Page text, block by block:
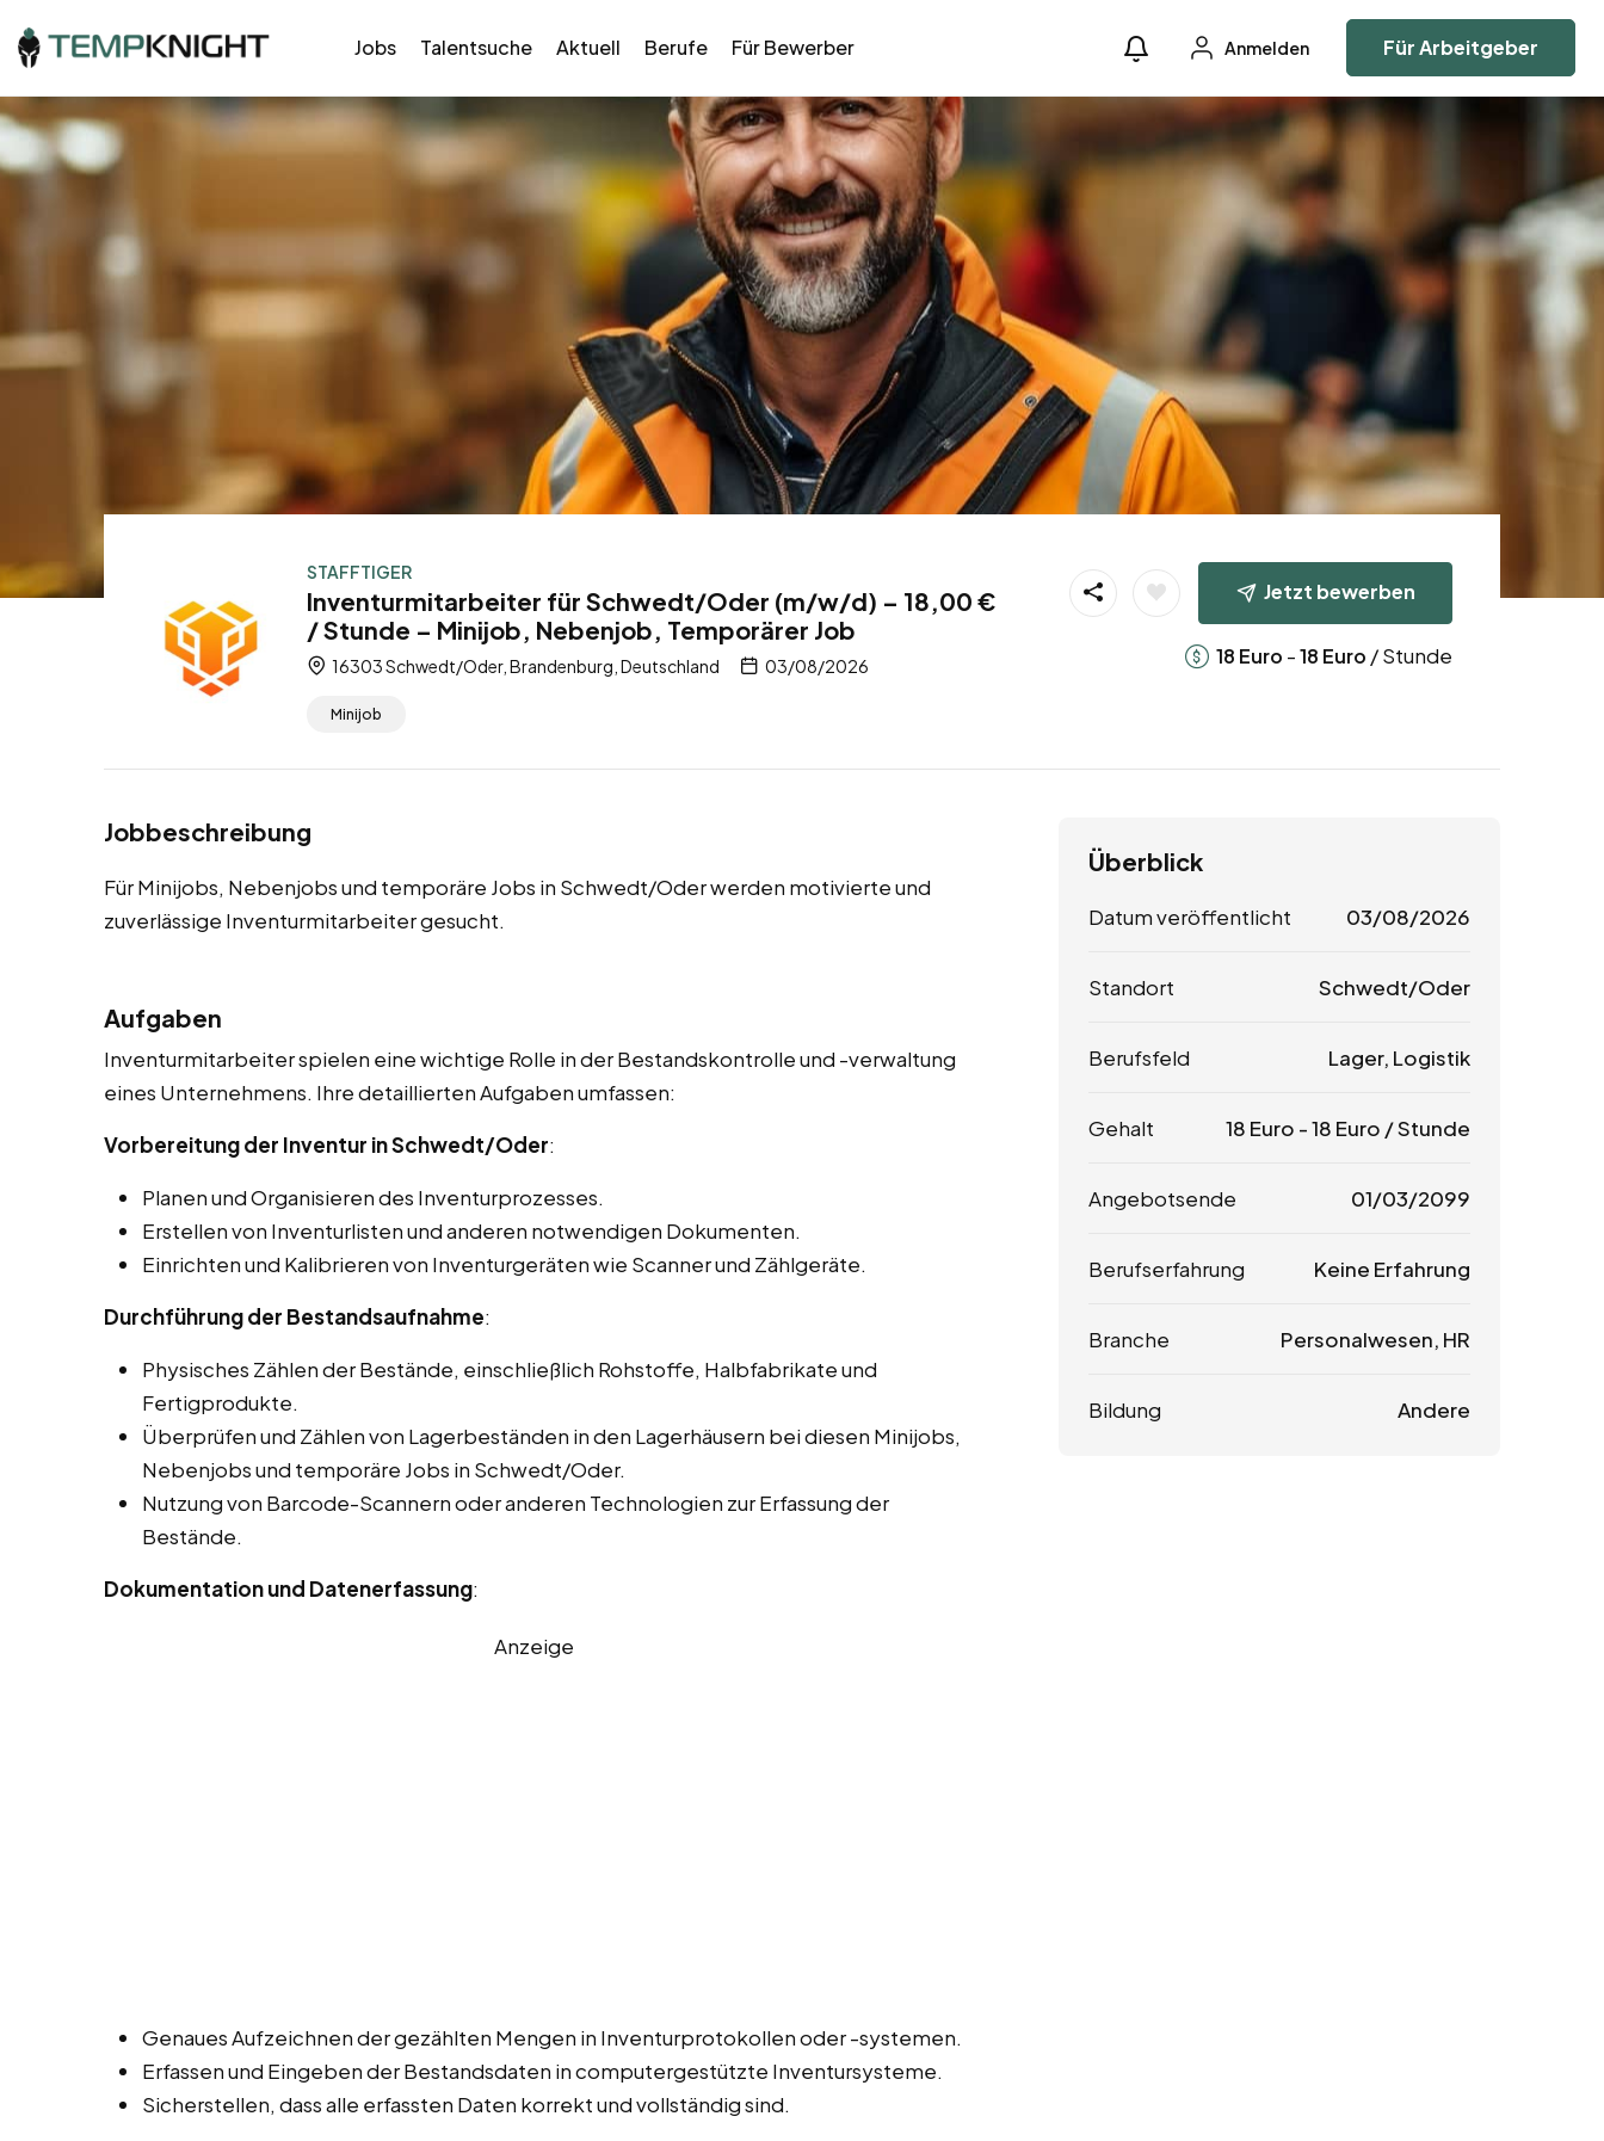
Jobs Talentsuche Aktuell Berufe Für Bewerber Anmelden Für Arbeitgeber
STAFFTIGER
Inventurmitarbeiter für Schwedt/Oder (m/w/d) – 18,00 €
/ Stunde – Minijob, Nebenjob, Temporärer Job
16303 Schwedt/Oder, Brandenburg, Deutschland 03/08/2026
Minijob
Jetzt bewerben
18 Euro -18 Euro / Stunde
Jobbeschreibung
Für Minijobs, Nebenjobs und temporäre Jobs in Schwedt/Oder werden motivierte und
zuverlässige Inventurmitarbeiter gesucht.
Aufgaben
Inventurmitarbeiter spielen eine wichtige Rolle in der Bestandskontrolle und -verwaltung
eines Unternehmens. Ihre detaillierten Aufgaben umfassen:
Vorbereitung der Inventur in Schwedt/Oder:
Planen und Organisieren des Inventurprozesses.
Erstellen von Inventurlisten und anderen notwendigen Dokumenten.
Einrichten und Kalibrieren von Inventurgeräten wie Scanner und Zählgeräte.
Durchführung der Bestandsaufnahme:
Physisches Zählen der Bestände, einschließlich Rohstoffe, Halbfabrikate und
Fertigprodukte.
Überprüfen und Zählen von Lagerbeständen in den Lagerhäusern bei diesen Minijobs,
Nebenjobs und temporäre Jobs in Schwedt/Oder.
Nutzung von Barcode-Scannern oder anderen Technologien zur Erfassung der
Bestände.
Dokumentation und Datenerfassung:
Anzeige
Genaues Aufzeichnen der gezählten Mengen in Inventurprotokollen oder -systemen.
Erfassen und Eingeben der Bestandsdaten in computergestützte Inventursysteme.
Sicherstellen, dass alle erfassten Daten korrekt und vollständig sind.
Überblick
Datum veröffentlicht 03/08/2026
Standort Schwedt/Oder
Berufsfeld Lager, Logistik
Gehalt 18 Euro -18 Euro / Stunde
Angebotsende 01/03/2099
Berufserfahrung Keine Erfahrung
Branche Personalwesen, HR
Bildung Andere